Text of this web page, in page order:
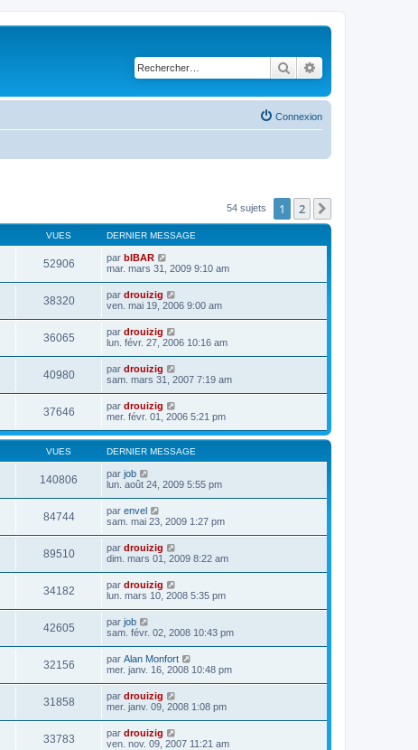
Rechercher
Connexion
54 sujets 1 2
VUES DERNIER MESSAGE
52906 par bIBAR
mar. mars 31, 2009 9:10 am
38320 par drouizig
ven. mai 19, 2006 9:00 am
36065 par drouizig
lun. févr. 27, 2006 10:16 am
40980 par drouizig
sam. mars 31, 2007 7:19 am
37646 par drouizig
mer. févr. 01, 2006 5:21 pm
VUES DERNIER MESSAGE
140806 par job
lun. août 24, 2009 5:55 pm
84744 par envel
sam. mai 23, 2009 1:27 pm
89510 par drouizig
dim. mars 01, 2009 8:22 am
34182 par drouizig
lun. mars 10, 2008 5:35 pm
42605 par job
sam. févr. 02, 2008 10:43 pm
32156 par Alan Monfort
mer. janv. 16, 2008 10:48 pm
31858 par drouizig
mer. janv. 09, 2008 1:08 pm
33783 par drouizig
ven. nov. 09, 2007 11:21 am